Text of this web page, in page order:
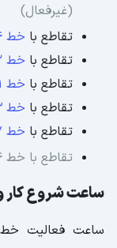
(غیرفعال)
تقاطع با خط 4 مترو
تقاطع با خط 2 مترو
تقاطع با خط 1 مترو
تقاطع با خط 3 مترو
تقاطع با خط 7 مترو
تقاطع با خط 4 در ایستگاه آیت الله کاشانی (غیر فعال)
ساعت شروع کار
ساعت فعالیت